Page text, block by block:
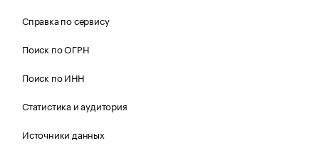
Справка по сервису
Поиск по ОГРН
Поиск по ИНН
Статистика и аудитория
Источники данных